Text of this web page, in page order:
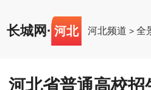
长城网 · 河北 河北频道 >全
河北省普通高校